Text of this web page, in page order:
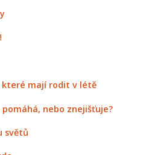
které mají rodit v létě
nebo znejišťuje?
světů